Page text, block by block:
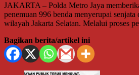
JAKARTA – Polda Metro Jaya
penemuan 996 benda menyerupai senjata
wilayah Jakarta Selatan. Melalui proses
Bagikan berita/artikel ini